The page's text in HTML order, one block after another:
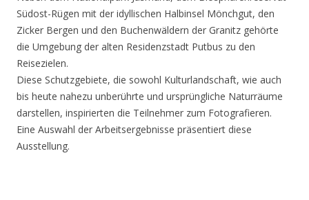
Südost-Rügen mit der idyllischen Halbinsel Mönchgut, den
Zicker Bergen und den Buchenwäldern der Granitz gehörte
die Umgebung der alten Residenzstadt Putbus zu den
Reisezielen.
Diese Schutzgebiete, die sowohl Kulturlandschaft, wie auch
bis heute nahezu unberührte und ursprüngliche Naturräume
darstellen, inspirierten die Teilnehmer zum Fotografieren.
Eine Auswahl der Arbeitsergebnisse präsentiert diese
Ausstellung.